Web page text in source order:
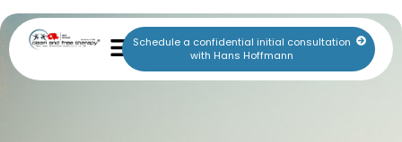
Schedule a confidential initial consultation
with Hans Hoffmann